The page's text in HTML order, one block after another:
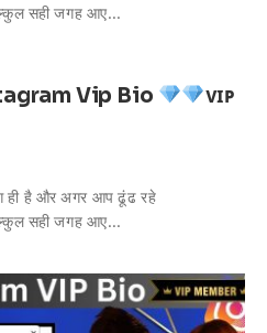
सही जगह आए…
Vip Bio
ᴠɪᴘ
ही है और अगर आप ढूंढ रहे
सही जगह आए…